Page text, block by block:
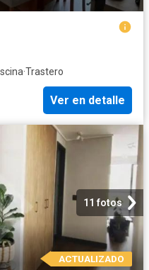
·Trastero
Ver en detalle
11 fotos
ACTUALIZADO